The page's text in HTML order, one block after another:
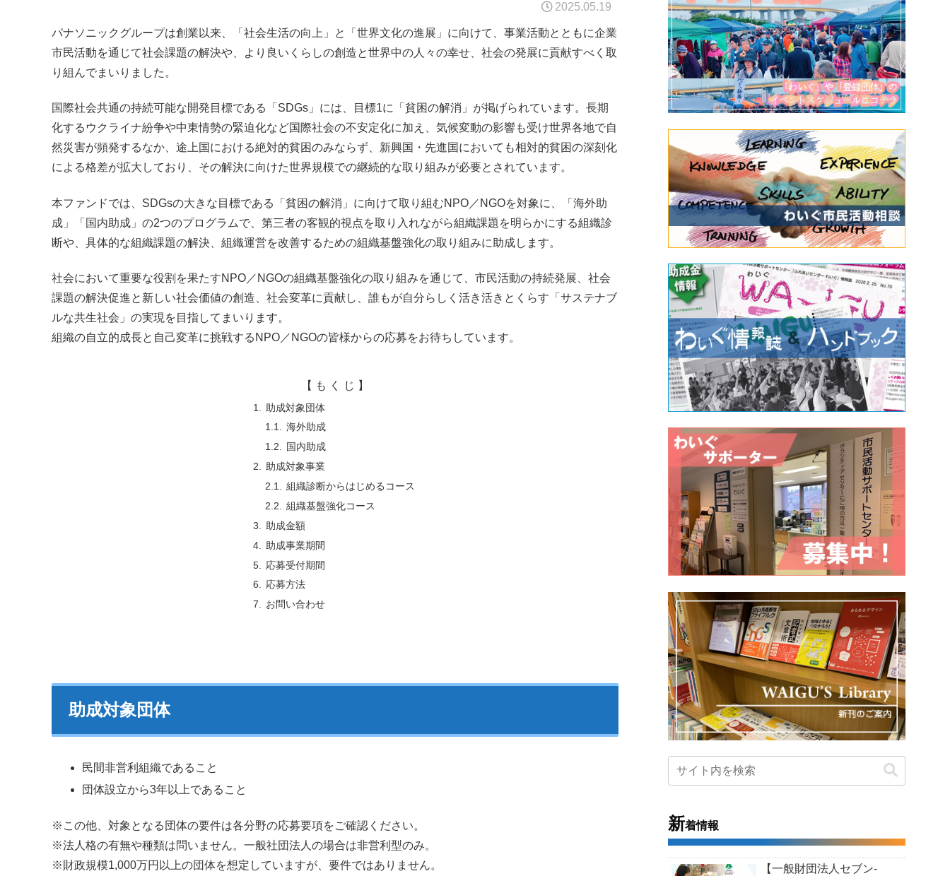
2025.05.19
パナソニックグループは創業以来、「社会生活の向上」と「世界文化の進展」に向けて、事業活動とともに企業
市民活動を通じて社会課題の解決や、より良いくらしの創造と世界中の人々の幸せ、社会の発展に貢献すべく取
り組んでまいりました。
国際社会共通の持続可能な開発目標である「SDGs」には、目標1に「貧困の解消」が掲げられています。長期
化するウクライナ紛争や中東情勢の緊迫化など国際社会の不安定化に加え、気候変動の影響も受け世界各地で自
然災害が頻発するなか、途上国における絶対的貧困のみならず、新興国・先進国においても相対的貧困の深刻化
による格差が拡大しており、その解決に向けた世界規模での継続的な取り組みが必要とされています。
本ファンドでは、SDGsの大きな目標である「貧困の解消」に向けて取り組むNPO／NGOを対象に、「海外助
成」「国内助成」の2つのプログラムで、第三者の客観的視点を取り入れながら組織課題を明らかにする組織診
断や、具体的な組織課題の解決、組織運営を改善するための組織基盤強化の取り組みに助成します。
社会において重要な役割を果たすNPO／NGOの組織基盤強化の取り組みを通じて、市民活動の持続発展、社会
課題の解決促進と新しい社会価値の創造、社会変革に貢献し、誰もが自分らしく活き活きとくらす「サステナブ
ルな共生社会」の実現を目指してまいります。
組織の自立的成長と自己変革に挑戦するNPO／NGOの皆様からの応募をお待ちしています。
【 も く じ 】
助成対象団体
海外助成
国内助成
助成対象事業
組織診断からはじめるコース
組織基盤強化コース
助成金額
助成事業期間
応募受付期間
応募方法
お問い合わせ
助成対象団体
民間非営利組織であること
団体設立から3年以上であること
※この他、対象となる団体の要件は各分野の応募要項をご確認ください。
※法人格の有無や種類は問いません。一般社団法人の場合は非営利型のみ。
※財政規模1,000万円以上の団体を想定していますが、要件ではありません。
新着情報
【一般財団法人セブン-